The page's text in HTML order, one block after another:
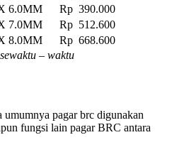
6.0MM
Rp 390.000
7.0MM
Rp 512.600
8.0MM
Rp 668.600
– waktu
umumnya pagar brc digunakan
fungsi lain pagar BRC antara